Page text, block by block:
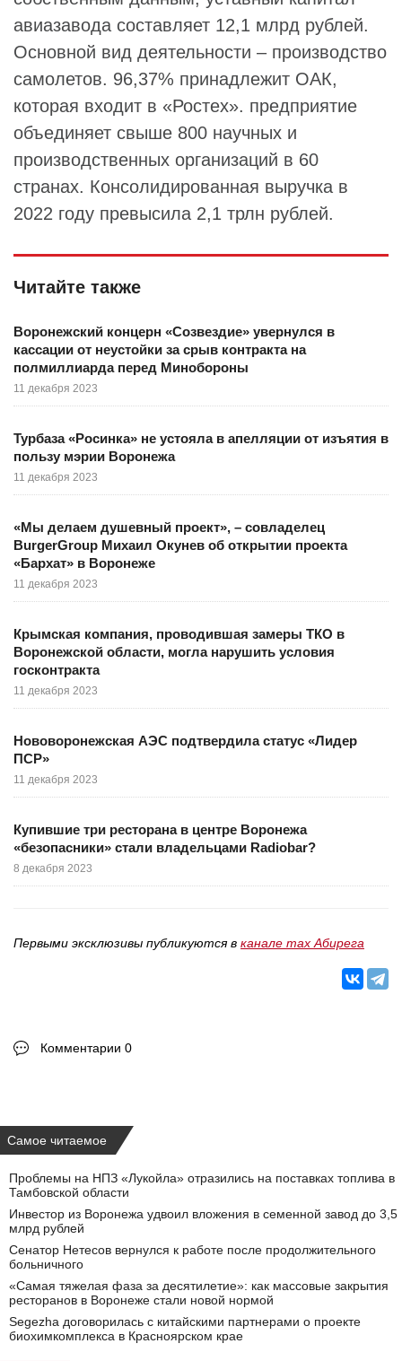
авиазавода составляет 12,1 млрд рублей.
Основной вид деятельности – производство
самолетов. 96,37% принадлежит ОАК,
которая входит в «Ростех». предприятие
объединяет свыше 800 научных и
производственных организаций в 60
странах. Консолидированная выручка в
2022 году превысила 2,1 трлн рублей.
Читайте также
Воронежский концерн «Созвездие» увернулся в
кассации от неустойки за срыв контракта на
полмиллиарда перед Минобороны
11 декабря 2023
Турбаза «Росинка» не устояла в апелляции от изъятия в
пользу мэрии Воронежа
11 декабря 2023
«Мы делаем душевный проект», – совладелец
BurgerGroup Михаил Окунев об открытии проекта
«Бархат» в Воронеже
11 декабря 2023
Крымская компания, проводившая замеры ТКО в
Воронежской области, могла нарушить условия
госконтракта
11 декабря 2023
Нововоронежская АЭС подтвердила статус «Лидер
ПСР»
11 декабря 2023
Купившие три ресторана в центре Воронежа
«безопасники» стали владельцами Radiobar?
8 декабря 2023
Первыми эксклюзивы публикуются в канале max Абирега
Комментарии 0
Самое читаемое
Проблемы на НПЗ «Лукойла» отразились на поставках топлива в
Тамбовской области
Инвестор из Воронежа удвоил вложения в семенной завод до 3,5
млрд рублей
Сенатор Нетесов вернулся к работе после продолжительного
больничного
«Самая тяжелая фаза за десятилетие»: как массовые закрытия
ресторанов в Воронеже стали новой нормой
Segezha договорилась с китайскими партнерами о проекте
биохимкомплекса в Красноярском крае